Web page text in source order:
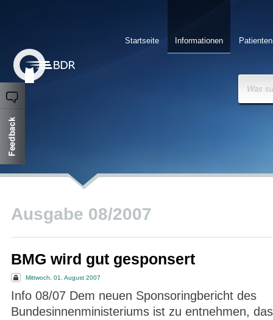
Informationen
Startseite
Was
Ausgabe 08/2007
BMG wird gut gesponsert
Mittwoch, 01. August 2007
Info 08/07 Dem neuen Sponsoringbericht des
Bundesinnenministeriums ist zu entnehmen,